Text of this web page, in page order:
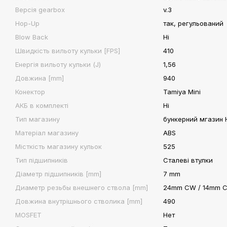
Версія gearbox
v.3
Hop-Up
так, регульований
Blow Back
Ні
Швидкість вильоту кульки [FPS]
410
Енергія вильоту кульки (J)
1,56
Довжина [mm]
940
Конектор
Tamiya Mini
АКБ в комплекті
Ні
Тип магазину
бункерний мгазин
Матеріал магазину
ABS
Місткість магазину кульок
525
Тип підшипників
Сталеві втулки
Діаметр підшипників [mm]
7 mm
Диаметр резьбы внешнего ствола [mm]
24mm CW / 14mm
Довжина внутрішнього стволика [mm]
490
MOSFET
Нет